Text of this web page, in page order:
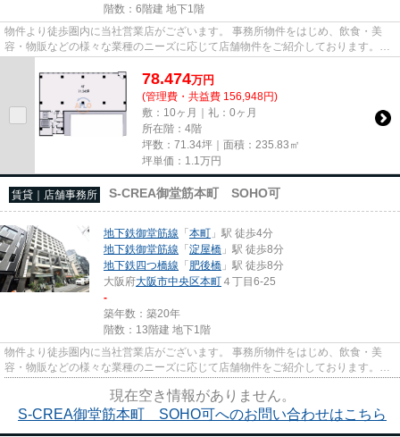
階数：6階建 地下1階
物件より徒歩圏内に当社営業店がございます。 事務所物件をはじめ、飲食・美
容・物販などの様々な業種のニーズに応じて店舗物件をご紹介しております。
尚、弊社ではおとり広告は一切...
78.474万円
(管理費・共益費 156,948円)
敷：10ヶ月｜礼：0ヶ月
所在階：4階
坪数：71.34坪｜面積：235.83㎡
坪単価： 1.1 万円
賃貸｜店舗事務所 S-CREA御堂筋本町 SOHO可
地下鉄御堂筋線 「本町 」駅 徒歩4分
地下鉄御堂筋線 「淀屋橋 」駅 徒歩8分
地下鉄四つ橋線 「肥後橋 」駅 徒歩8分
大阪府大阪市中央区本町 ４丁目6-25
-
築年数：築20年
階数：13階建 地下1階
物件より徒歩圏内に当社営業店がございます。 事務所物件をはじめ、飲食・美
容・物販などの様々な業種のニーズに応じて店舗物件をご紹介しております。
尚、弊社ではおとり広告は一切...
現在空き情報がありません。
S-CREA御堂筋本町 SOHO可へのお問い合わせはこちら